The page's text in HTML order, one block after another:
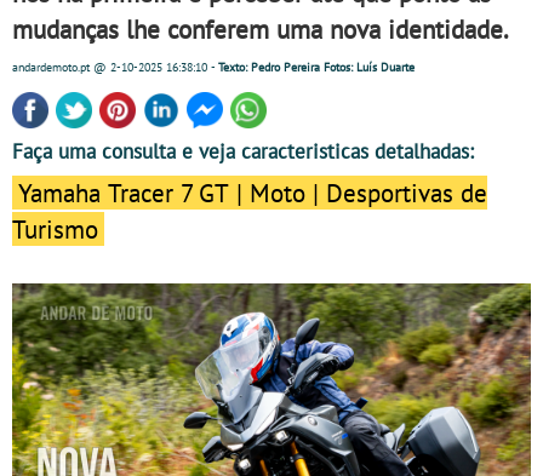
mudanças lhe conferem uma nova identidade.
andardemoto.pt@ 2-10-2025 16:38:10 - Texto: Pedro Pereira Fotos: Luís Duarte
Faça uma consulta e veja caracteristicas detalhadas:
Yamaha Tracer 7 GT | Moto | Desportivas de
Turismo